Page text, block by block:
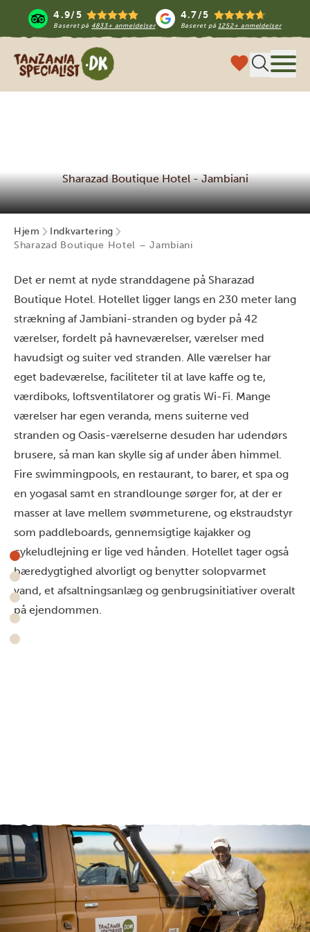
4.9/5
Baseret på 4833+ anmeldelser
4.7/5
Baseret på1252+ anmeldelser
Tanzania Specialist
Sharazad Boutique Hotel - Jambiani
Hjem
Indkvartering
Sharazad Boutique Hotel – Jambiani
Det er nemt at nyde stranddagene på Sharazad
Boutique Hotel. Hotellet ligger langs en 230 meter lang
strækning af Jambiani-stranden og byder på 42
værelser, fordelt på havneværelser, værelser med
havudsigt og suiter ved stranden. Alle værelser har
eget badeværelse, faciliteter til at lave kaffe og te,
værdiboks, loftsventilatorer og gratis Wi-Fi. Mange
værelser har egen veranda, mens suiterne ved
stranden og Oasis-værelserne desuden har udendørs
brusere, så man kan skylle sig af under åben himmel.
Fire swimmingpools, en restaurant, to barer, et spa og
en yogasal samt en strandlounge sørger for, at der er
masser at lave mellem svømmeturene, og ekstraudstyr
som paddleboards, gennemsigtige kajakker og
cykeludlejning er lige ved hånden. Hotellet tager også
bæredygtighed alvorligt og benytter solopvarmet
vand, et afsaltningsanlæg og genbrugsinitiativer overalt
på ejendommen.